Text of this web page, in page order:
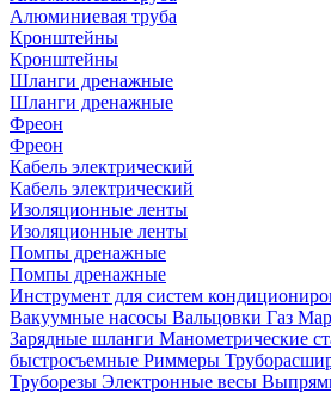
Алюминиевая труба
Кронштейны
Кронштейны
Шланги дренажные
Шланги дренажные
Фреон
Фреон
Кабель электрический
Кабель электрический
Изоляционные ленты
Изоляционные ленты
Помпы дренажные
Помпы дренажные
Инструмент для систем
Вакуумные насосы Вальцовки Газ
Зарядные шланги Манометрические
быстросъемные Риммеры
Труборезы Электронные весы